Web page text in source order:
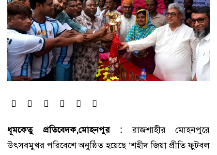
ধূমকেতু প্রতিবেদক,মোহনপুর : রাজশাহীর মোহনপুরে
উৎসবমুখর পরিবেশে অনুষ্ঠিত হয়েছে ‘শহীদ জিয়া প্রীতি ফুটবল